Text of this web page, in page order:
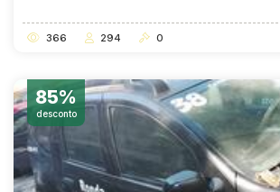
366 294 0
85%
desconto